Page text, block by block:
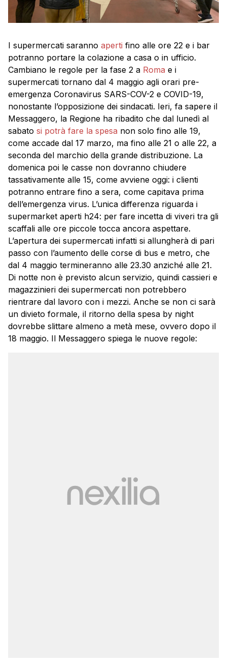
I supermercati saranno aperti fino alle ore 22 e i bar
potranno portare la colazione a casa o in ufficio.
Cambiano le regole per la fase 2 a Roma e i
supermercati tornano dal 4 maggio agli orari pre-
emergenza Coronavirus SARS-COV-2 e COVID-19,
nonostante l’opposizione dei sindacati. Ieri, fa sapere il
Messaggero, la Regione ha ribadito che dal lunedì al
sabato si potrà fare la spesa non solo fino alle 19,
come accade dal 17 marzo, ma fino alle 21 o alle 22, a
seconda del marchio della grande distribuzione. La
domenica poi le casse non dovranno chiudere
tassativamente alle 15, come avviene oggi: i clienti
potranno entrare fino a sera, come capitava prima
dell’emergenza virus. L’unica differenza riguarda i
supermarket aperti h24: per fare incetta di viveri tra gli
scaffali alle ore piccole tocca ancora aspettare.
L’apertura dei supermercati infatti si allungherà di pari
passo con l’aumento delle corse di bus e metro, che
dal 4 maggio termineranno alle 23.30 anziché alle 21.
Di notte non è previsto alcun servizio, quindi cassieri e
magazzinieri dei supermercati non potrebbero
rientrare dal lavoro con i mezzi. Anche se non ci sarà
un divieto formale, il ritorno della spesa by night
dovrebbe slittare almeno a metà mese, ovvero dopo il
18 maggio. Il Messaggero spiega le nuove regole: